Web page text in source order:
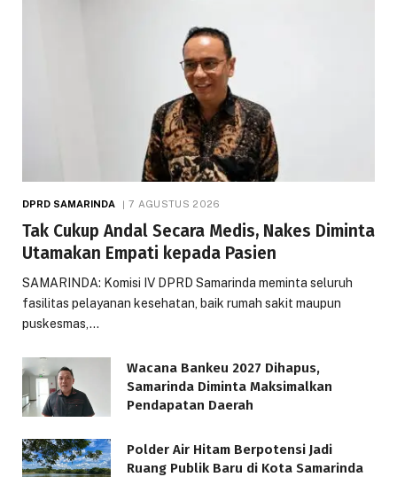
DPRD SAMARINDA 7 AGUSTUS 2026
Tak Cukup Andal Secara Medis, Nakes Diminta
Utamakan Empati kepada Pasien
SAMARINDA: Komisi IV DPRD Samarinda meminta seluruh
fasilitas pelayanan kesehatan, baik rumah sakit maupun
puskesmas,…
Wacana Bankeu 2027 Dihapus,
Samarinda Diminta Maksimalkan
Pendapatan Daerah
Polder Air Hitam Berpotensi Jadi
Ruang Publik Baru di Kota Samarinda